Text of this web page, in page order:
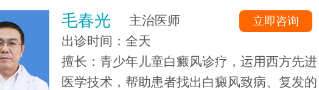
毛春光
主治医师
出诊时间：全天
擅长：青少年儿童白癜风诊疗，运用西方先进
医学技术，帮助患者找出白癜风致病、复发的
立即咨询